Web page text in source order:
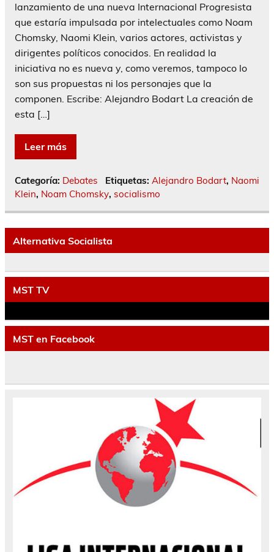
lanzamiento de una nueva Internacional Progresista
que estaría impulsada por intelectuales como Noam
Chomsky, Naomi Klein, varios actores, activistas y
dirigentes políticos conocidos. En realidad la
iniciativa no es nueva y, como veremos, tampoco lo
son sus propuestas ni los personajes que la
componen. Escribe: Alejandro Bodart La creación de
esta […]
Leer más
Categoría: Debates Etiquetas: Alejandro Bodart, Naomi
Klein, Noam Chomsky, socialismo
Alternativa Socialista
MST TV
MST en Facebook